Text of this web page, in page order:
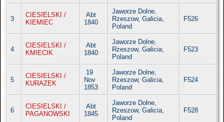
3
CIESIELSKI /
KIEMIEC
Abt
1840
Jaworze Dolne,
Rzeszow, Galicia,
Poland
F526
4
CIESIELSKI /
KMIECIK
Abt
1840
Jaworze Dolne,
Rzeszow, Galicia,
Poland
F523
5
CIESIELSKI /
KURAZEK
19
Nov
1853
Jaworze Dolne,
Rzeszow, Galicia,
Poland
F524
6
CIESIELSKI /
PAGANOWSKI
Abt
1845
Jaworze Dolne,
Rzeszow, Galicia,
Poland
F528